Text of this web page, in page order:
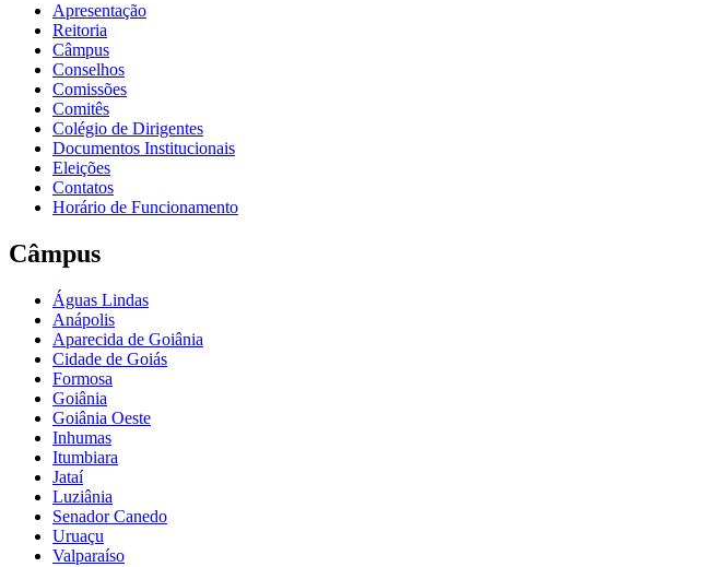
Apresentação
Reitoria
Câmpus
Conselhos
Comissões
Comitês
Colégio de Dirigentes
Documentos Institucionais
Eleições
Contatos
Horário de Funcionamento
Câmpus
Águas Lindas
Anápolis
Aparecida de Goiânia
Cidade de Goiás
Formosa
Goiânia
Goiânia Oeste
Inhumas
Itumbiara
Jataí
Luziânia
Senador Canedo
Uruaçu
Valparaíso